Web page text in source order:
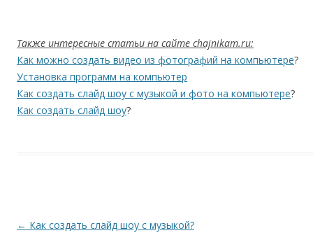
Также интересные статьи на сайте chajnikam.ru:
Как можно создать видео из фотографий на компьютере?
Установка программ на компьютер
Как создать слайд шоу с музыкой и фото на компьютере?
Как создать слайд шоу?
Навигация по записям
← Как создать слайд шоу с музыкой?